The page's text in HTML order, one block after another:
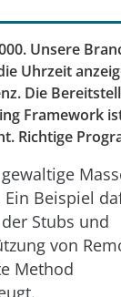
Unsere
Uhrzeit
Die
Framework
Richtige
Beispiel
Stubs und
von
Method